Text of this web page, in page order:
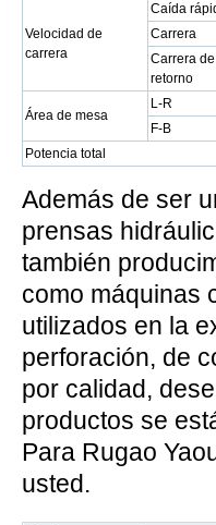
Velocidad de
carrera
Caída
Carrera
Carrera de
retorno
Área de mesa
L-R
F-B
Potencia total
Además de ser
prensas
también
como máquinas
utilizados en la
perforación, de
por calidad,
productos se
Para Rugao
usted.